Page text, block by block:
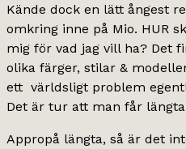
Kände dock en lätt ångest
omkring inne på Mio. HUR
mig för vad jag vill ha? Det
olika färger, stilar &
ett världsligt problem
Det är tur att man får
Appropå längta, så är det